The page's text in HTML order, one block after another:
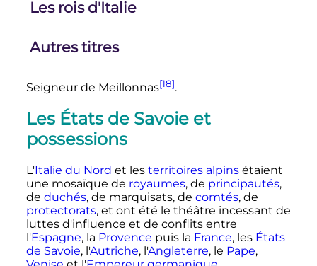
Les rois d'Italie
Autres titres
Seigneur de Meillonnas[18].
Les États de Savoie et
possessions
L'Italie du Nord et les territoires alpinsétaient
une mosaïque de royaumes, de principautés,
de duchés, de marquisats, de comtés, de
protectorats, et ont été le théâtre incessant de
luttes d'influence et de conflits entre
l'Espagne, la Provence puis la France, les États
de Savoie, l'Autriche, l'Angleterre, le Pape,